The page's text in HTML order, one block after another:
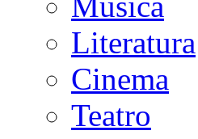
Literatura
Cinema
Teatro